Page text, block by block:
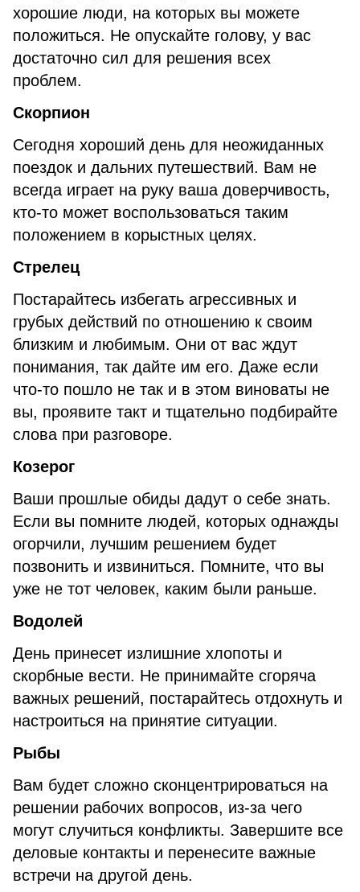
хорошие люди, на которых вы можете
положиться. Не опускайте голову, у вас
достаточно сил для решения всех
проблем.
Скорпион
Сегодня хороший день для неожиданных
поездок и дальних путешествий. Вам не
всегда играет на руку ваша доверчивость,
кто-то может воспользоваться таким
положением в корыстных целях.
Стрелец
Постарайтесь избегать агрессивных и
грубых действий по отношению к своим
близким и любимым. Они от вас ждут
понимания, так дайте им его. Даже если
что-то пошло не так и в этом виноваты не
вы, проявите такт и тщательно подбирайте
слова при разговоре.
Козерог
Ваши прошлые обиды дадут о себе знать.
Если вы помните людей, которых однажды
огорчили, лучшим решением будет
позвонить и извиниться. Помните, что вы
уже не тот человек, каким были раньше.
Водолей
День принесет излишние хлопоты и
скорбные вести. Не принимайте сгоряча
важных решений, постарайтесь отдохнуть и
настроиться на принятие ситуации.
Рыбы
Вам будет сложно сконцентрироваться на
решении рабочих вопросов, из-за чего
могут случиться конфликты. Завершите все
деловые контакты и перенесите важные
встречи на другой день.